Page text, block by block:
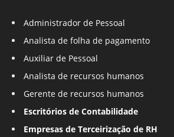
Administrador de Pessoal
Analista de folha de pagamento
Auxiliar de Pessoal
Analista de recursos humanos
Gerente de recursos humanos
Escritórios de Contabilidade
Empresas de Terceirização de RH